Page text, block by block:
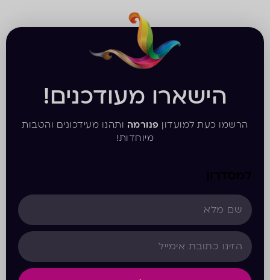
הישארו מעודכנים!
הרשמו כעת למועדון פנורמה ותהנו מעידכונים והטבות
מיוחדות!
למסדרון